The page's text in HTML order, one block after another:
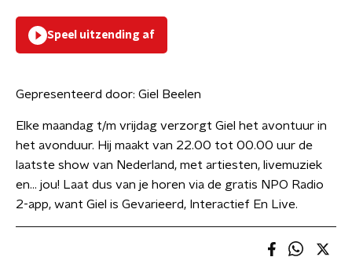
Speel uitzending af
Gepresenteerd door: Giel Beelen
Elke maandag t/m vrijdag verzorgt Giel het avontuur in
het avonduur. Hij maakt van 22.00 tot 00.00 uur de
laatste show van Nederland, met artiesten, livemuziek
en... jou! Laat dus van je horen via de gratis NPO Radio
2-app, want Giel is Gevarieerd, Interactief En Live.